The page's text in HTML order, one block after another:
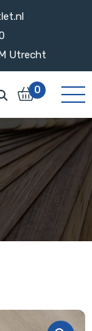
Utrecht
0